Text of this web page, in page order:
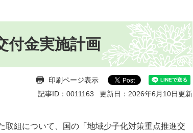
付金実施計画
印刷ページ表示
記事ID：0011163
更新日：2026年6月10日更新
組について、国の「地域少子化対策重点推進交